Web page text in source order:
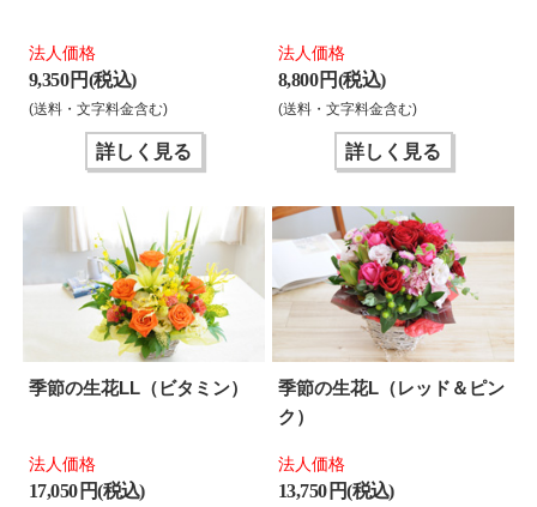
法人価格
9,350 円(税込)
(送料・文字料金含む)
詳しく見る
法人価格
8,800 円(税込)
(送料・文字料金含む)
詳しく見る
季節の生花LL（ビタミン）
法人価格
17,050 円(税込)
季節の生花L（レッド＆ピン
ク）
法人価格
13,750 円(税込)